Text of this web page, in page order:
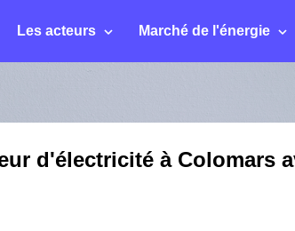
Les acteurs Marché de l'énergie